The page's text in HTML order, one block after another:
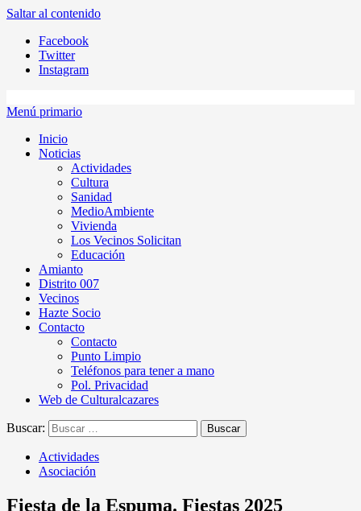
Saltar al contenido
Facebook
Twitter
Instagram
Menú primario
Inicio
Noticias
Actividades
Cultura
Sanidad
MedioAmbiente
Vivienda
Los Vecinos Solicitan
Educación
Amianto
Distrito 007
Vecinos
Hazte Socio
Contacto
Contacto
Punto Limpio
Teléfonos para tener a mano
Pol. Privacidad
Web de Culturalcazares
Buscar:
Actividades
Asociación
Fiesta de la Espuma. Fiestas 2025